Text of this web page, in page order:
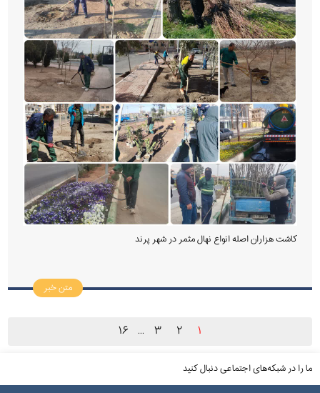
کاشت هزاران اصله انواع نهال مثمر در شهر پرند
متن خبر
۱ ۲ ۳ ... ۱۶
ما را در شبکه‌های اجتماعی دنبال کنید